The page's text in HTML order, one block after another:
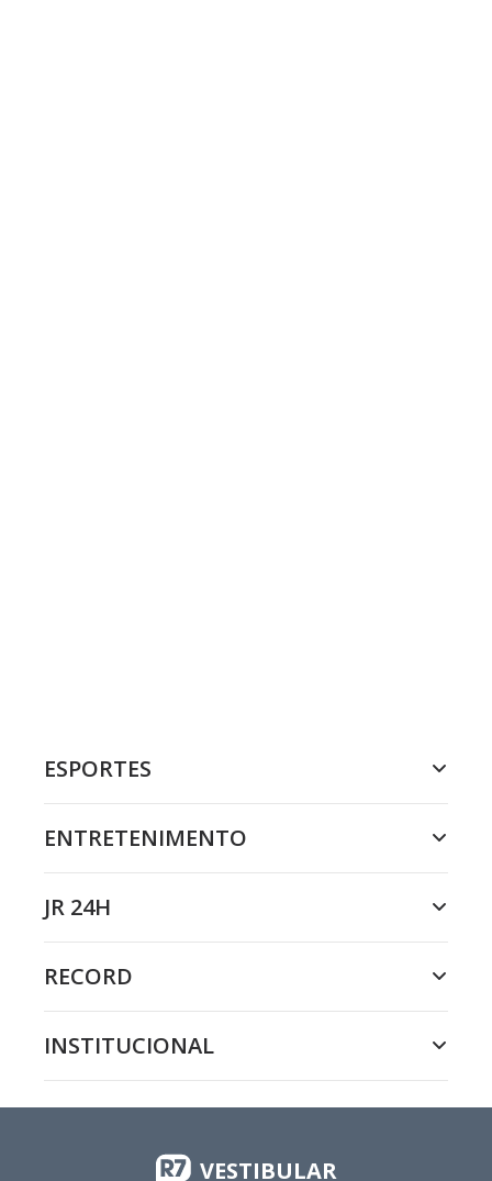
ESPORTES
ENTRETENIMENTO
JR 24H
RECORD
INSTITUCIONAL
VESTIBULAR